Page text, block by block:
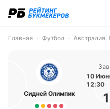
Главная Футбол
Сидней Олимпик
10
12:30
1